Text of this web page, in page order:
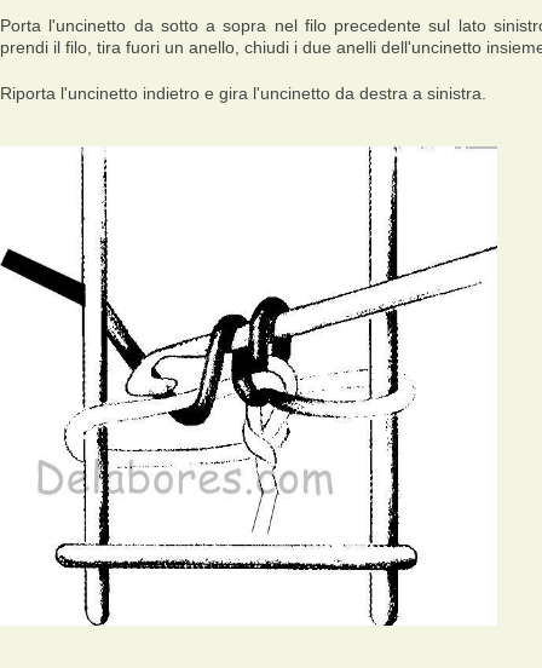
Porta l'uncinetto da sotto a sopra nel filo precedente sul lato
prendi il filo, tira fuori un anello, chiudi i due anelli dell'uncinetto
Riporta l'uncinetto indietro e gira l'uncinetto da destra a sinistra.